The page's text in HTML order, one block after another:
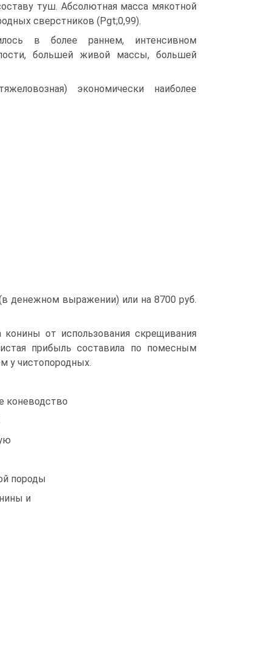
туш. Абсолютная масса мякотной
сверстников (Рgt;0,99).
в более раннем, интенсивном
большей живой массы, большей
экономически наиболее
денежном выражении) или на 8700 руб.
от использования скрещивания
прибыль составила по помесным
у чистопородных.
породы
и